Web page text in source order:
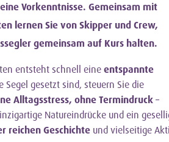
Vorkenntnisse. Gemeinsam mit
lernen Sie von Skipper und Crew,
gemeinsam auf Kurs halten.
entsteht schnell eine entspannte
Segel gesetzt sind, steuern Sie die
Alltagsstress, ohne Termindruck–
Natureindrücke und ein
reichen Geschichte und vielseitige